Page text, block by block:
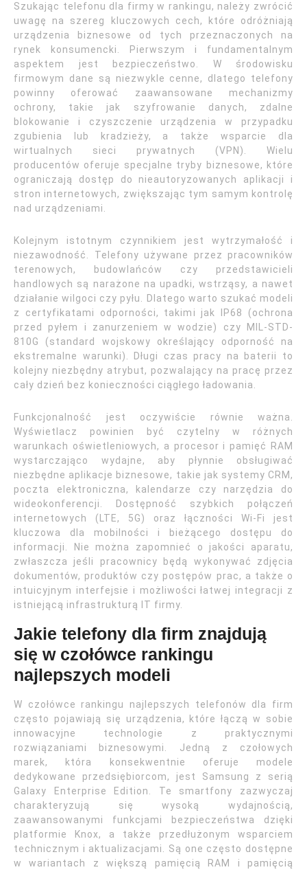
Szukając telefonu dla firmy w rankingu, należy zwrócić
uwagę na szereg kluczowych cech, które odróżniają
urządzenia biznesowe od tych przeznaczonych na
rynek konsumencki. Pierwszym i fundamentalnym
aspektem jest bezpieczeństwo. W środowisku
firmowym dane są niezwykle cenne, dlatego telefony
powinny oferować zaawansowane mechanizmy
ochrony, takie jak szyfrowanie danych, zdalne
blokowanie i czyszczenie urządzenia w przypadku
zgubienia lub kradzieży, a także wsparcie dla
wirtualnych sieci prywatnych (VPN). Wielu
producentów oferuje specjalne tryby biznesowe, które
ograniczają dostęp do nieautoryzowanych aplikacji i
stron internetowych, zwiększając tym samym kontrolę
nad urządzeniami.
Kolejnym istotnym czynnikiem jest wytrzymałość i
niezawodność. Telefony używane przez pracowników
terenowych, budowlańców czy przedstawicieli
handlowych są narażone na upadki, wstrząsy, a nawet
działanie wilgoci czy pyłu. Dlatego warto szukać modeli
z certyfikatami odporności, takimi jak IP68 (ochrona
przed pyłem i zanurzeniem w wodzie) czy MIL-STD-
810G (standard wojskowy określający odporność na
ekstremalne warunki). Długi czas pracy na baterii to
kolejny niezbędny atrybut, pozwalający na pracę przez
cały dzień bez konieczności ciągłego ładowania.
Funkcjonalność jest oczywiście równie ważna.
Wyświetlacz powinien być czytelny w różnych
warunkach oświetleniowych, a procesor i pamięć RAM
wystarczająco wydajne, aby płynnie obsługiwać
niezbędne aplikacje biznesowe, takie jak systemy CRM,
poczta elektroniczna, kalendarze czy narzędzia do
wideokonferencji. Dostępność szybkich połączeń
internetowych (LTE, 5G) oraz łączności Wi-Fi jest
kluczowa dla mobilności i bieżącego dostępu do
informacji. Nie można zapomnieć o jakości aparatu,
zwłaszcza jeśli pracownicy będą wykonywać zdjęcia
dokumentów, produktów czy postępów prac, a także o
intuicyjnym interfejsie i możliwości łatwej integracji z
istniejącą infrastrukturą IT firmy.
Jakie telefony dla firm znajdują
się w czołówce rankingu
najlepszych modeli
W czołówce rankingu najlepszych telefonów dla firm
często pojawiają się urządzenia, które łączą w sobie
innowacyjne technologie z praktycznymi
rozwiązaniami biznesowymi. Jedną z czołowych
marek, która konsekwentnie oferuje modele
dedykowane przedsiębiorcom, jest Samsung z serią
Galaxy Enterprise Edition. Te smartfony zazwyczaj
charakteryzują się wysoką wydajnością,
zaawansowanymi funkcjami bezpieczeństwa dzięki
platformie Knox, a także przedłużonym wsparciem
technicznym i aktualizacjami. Są one często dostępne
w wariantach z większą pamięcią RAM i pamięcią